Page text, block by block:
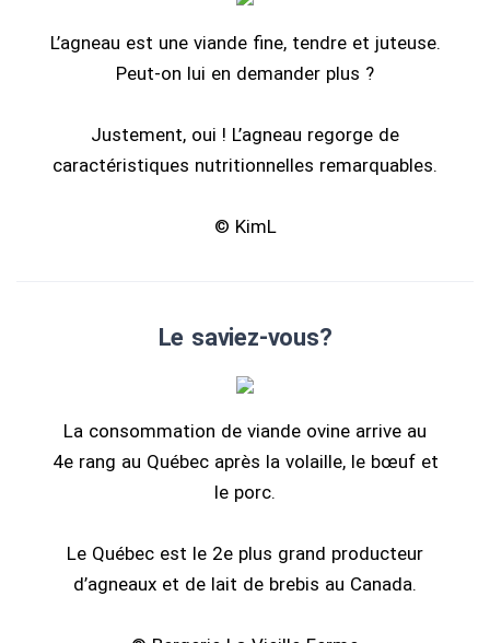
L’agneau est une viande fine, tendre et juteuse.
Peut-on lui en demander plus ?
Justement, oui ! L’agneau regorge de
caractéristiques nutritionnelles remarquables.
© KimL
Le saviez-vous?
La consommation de viande ovine arrive au
4e rang au Québec après la volaille, le bœuf et
le porc.
Le Québec est le 2e plus grand producteur
d’agneaux et de lait de brebis au Canada.